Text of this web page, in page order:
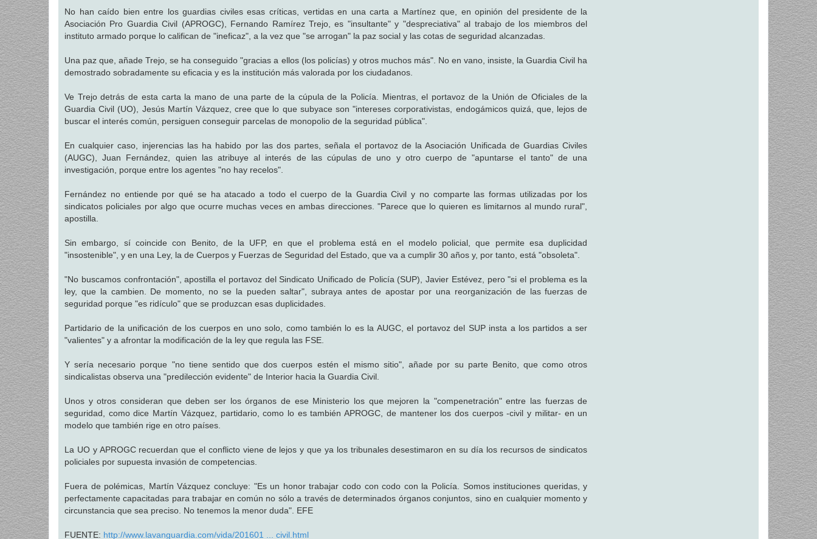
No han caído bien entre los guardias civiles esas críticas, vertidas en una carta a Martínez que, en opinión del presidente de la
Asociación Pro Guardia Civil (APROGC), Fernando Ramírez Trejo, es "insultante" y "despreciativa" al trabajo de los miembros del
instituto armado porque lo califican de "ineficaz", a la vez que "se arrogan" la paz social y las cotas de seguridad alcanzadas.
Una paz que, añade Trejo, se ha conseguido "gracias a ellos (los policías) y otros muchos más". No en vano, insiste, la Guardia Civil ha
demostrado sobradamente su eficacia y es la institución más valorada por los ciudadanos.
Ve Trejo detrás de esta carta la mano de una parte de la cúpula de la Policía. Mientras, el portavoz de la Unión de Oficiales de la
Guardia Civil (UO), Jesús Martín Vázquez, cree que lo que subyace son "intereses corporativistas, endogámicos quizá, que, lejos de
buscar el interés común, persiguen conseguir parcelas de monopolio de la seguridad pública".
En cualquier caso, injerencias las ha habido por las dos partes, señala el portavoz de la Asociación Unificada de Guardias Civiles
(AUGC), Juan Fernández, quien las atribuye al interés de las cúpulas de uno y otro cuerpo de "apuntarse el tanto" de una
investigación, porque entre los agentes "no hay recelos".
Fernández no entiende por qué se ha atacado a todo el cuerpo de la Guardia Civil y no comparte las formas utilizadas por los
sindicatos policiales por algo que ocurre muchas veces en ambas direcciones. "Parece que lo quieren es limitarnos al mundo rural",
apostilla.
Sin embargo, sí coincide con Benito, de la UFP, en que el problema está en el modelo policial, que permite esa duplicidad
"insostenible", y en una Ley, la de Cuerpos y Fuerzas de Seguridad del Estado, que va a cumplir 30 años y, por tanto, está "obsoleta".
"No buscamos confrontación", apostilla el portavoz del Sindicato Unificado de Policía (SUP), Javier Estévez, pero "si el problema es la
ley, que la cambien. De momento, no se la pueden saltar", subraya antes de apostar por una reorganización de las fuerzas de
seguridad porque "es ridículo" que se produzcan esas duplicidades.
Partidario de la unificación de los cuerpos en uno solo, como también lo es la AUGC, el portavoz del SUP insta a los partidos a ser
"valientes" y a afrontar la modificación de la ley que regula las FSE.
Y sería necesario porque "no tiene sentido que dos cuerpos estén el mismo sitio", añade por su parte Benito, que como otros
sindicalistas observa una "predilección evidente" de Interior hacia la Guardia Civil.
Unos y otros consideran que deben ser los órganos de ese Ministerio los que mejoren la "compenetración" entre las fuerzas de
seguridad, como dice Martín Vázquez, partidario, como lo es también APROGC, de mantener los dos cuerpos -civil y militar- en un
modelo que también rige en otro países.
La UO y APROGC recuerdan que el conflicto viene de lejos y que ya los tribunales desestimaron en su día los recursos de sindicatos
policiales por supuesta invasión de competencias.
Fuera de polémicas, Martín Vázquez concluye: "Es un honor trabajar codo con codo con la Policía. Somos instituciones queridas, y
perfectamente capacitadas para trabajar en común no sólo a través de determinados órganos conjuntos, sino en cualquier momento y
circunstancia que sea preciso. No tenemos la menor duda". EFE
FUENTE: http://www.lavanguardia.com/vida/201601 ... civil.html